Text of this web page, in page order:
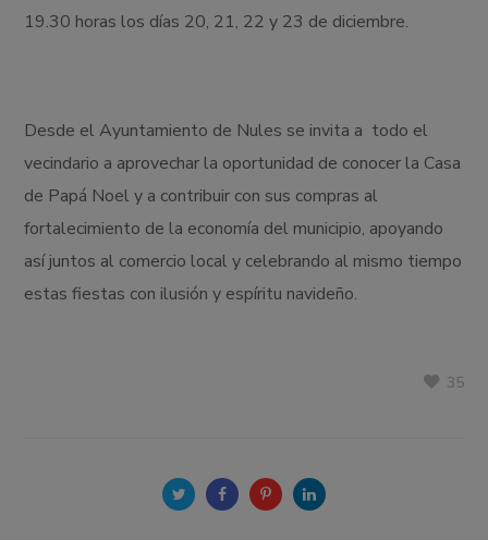
19.30 horas los días 20, 21, 22 y 23 de diciembre.
Desde el Ayuntamiento de Nules se invita a todo el
vecindario a aprovechar la oportunidad de conocer la Casa
de Papá Noel y a contribuir con sus compras al
fortalecimiento de la economía del municipio, apoyando
así juntos al comercio local y celebrando al mismo tiempo
estas fiestas con ilusión y espíritu navideño.
35